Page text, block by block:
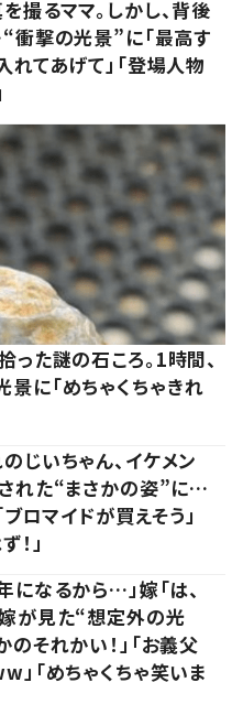
撮るママ。しかし、背後
衝撃の光景”に「最高す
れてあげて」「登場人物
った謎の石ころ。1時間、
に「めちゃくちゃきれ
じいちゃん、イケメン
れた“まさかの姿”に…
ブロマイドが買えそう」
！」
になるから…」嫁「は、
が見た“想定外の光
それかい！」「お義父
」「めちゃくちゃ笑いま